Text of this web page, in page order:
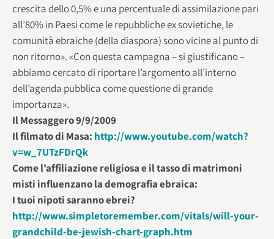
crescita dello 0,5% e una percentuale di assimilazione pari
all’80% in Paesi come le repubbliche ex sovietiche, le
comunità ebraiche (della diaspora) sono vicine al punto di
non ritorno». «Con questa campagna – si giustificano –
abbiamo cercato di riportare l’argomento all’interno
dell’agenda pubblica come questione di grande
importanza».
Il Messaggero 9/9/2009
Il filmato di Masa: http://www.youtube.com/watch?
v=w_7UTzFDrQk
Come l’affiliazione religiosa e il tasso di matrimoni
misti influenzano la demografia ebraica:
I tuoi nipoti saranno ebrei?
http://www.simpletoremember.com/vitals/will-your-
grandchild-be-jewish-chart-graph.htm